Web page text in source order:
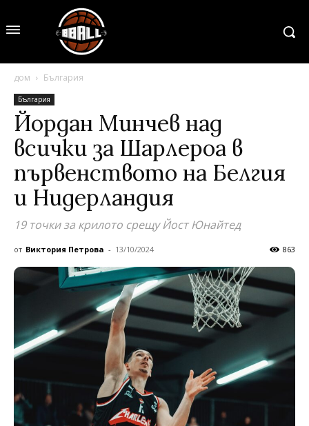
дом България
България
Йордан Минчев над
всички за Шарлероа в
първенството на Белгия
и Нидерландия
19 точки за крилото срещу Йост Юнайтед
от Виктория Петрова - 13/10/2024 863